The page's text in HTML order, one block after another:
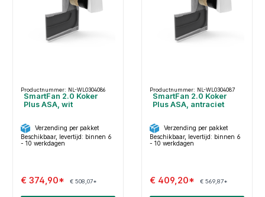
Productnummer: NL-WL0304086
SmartFan 2.0 Koker
Plus ASA, wit
Verzending per pakket
Beschikbaar, levertijd: binnen 6
- 10 werkdagen
€ 374,90* € 508,07*
Productnummer: NL-WL0304087
SmartFan 2.0 Koker
Plus ASA, antraciet
Verzending per pakket
Beschikbaar, levertijd: binnen 6
- 10 werkdagen
€ 409,20* € 569,87*